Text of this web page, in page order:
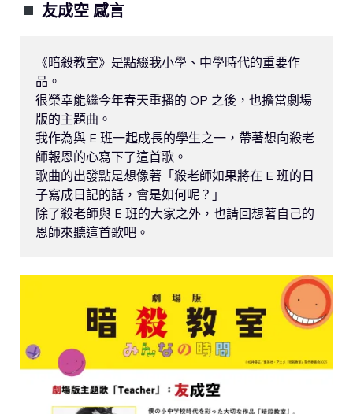
友成空 感言
《暗殺教室》是點綴我小學、中學時代的重要作
品。
很榮幸能繼今年春天重播的 OP 之後，也擔當劇場
版的主題曲。
我作為與 E 班一起成長的學生之一，帶著想向殺老
師報恩的心寫下了這首歌。
歌曲的出發點是想像著「殺老師如果將在 E 班的日
子寫成日記的話，會是如何呢？」
除了殺老師與 E 班的大家之外，也請回想著自己的
恩師來聽這首歌吧。